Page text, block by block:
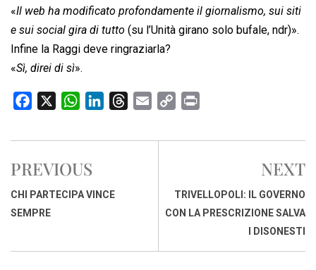
«Il web ha modificato profondamente il giornalismo, sui siti
e sui social gira di tutto (su l’Unità girano solo bufale, ndr)».
Infine la Raggi deve ringraziarla?
«Sì, direi di sì».
c
b
o
o
W
a
s
A
n
d
r
a
p
i
n
i
PREVIOUS
CHI PARTECIPA VINCE
SEMPRE
NEXT
TRIVELLOPOLI: IL GOVERNO
CON LA PRESCRIZIONE SALVA
I DISONESTI